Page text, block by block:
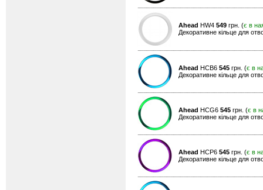
Ahead HW4 549 грн. (є в
Декоративне кільце для
Ahead HCB6 545 грн. (є в
Декоративне кільце для
Ahead HCG6 545 грн. (є в
Декоративне кільце для
Ahead HCP6 545 грн. (є в
Декоративне кільце для